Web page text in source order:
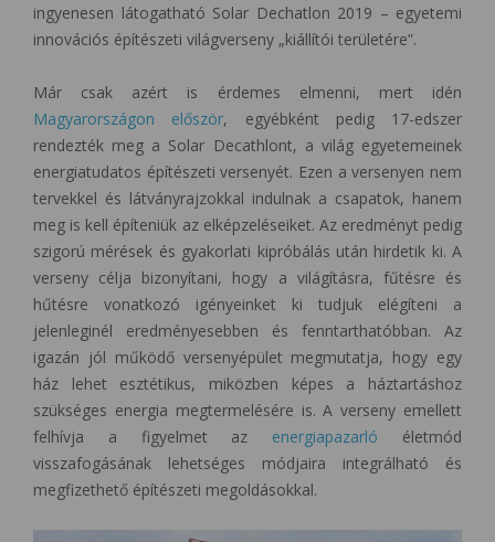
ingyenesen látogatható Solar Dechatlon 2019 – egyetemi
innovációs építészeti világverseny „kiállítói területére”.
Már csak azért is érdemes elmenni, mert idén
Magyarországon először, egyébként pedig 17-edszer
rendezték meg a Solar Decathlont, a világ egyetemeinek
energiatudatos építészeti versenyét. Ezen a versenyen nem
tervekkel és látványrajzokkal indulnak a csapatok, hanem
meg is kell építeniük az elképzeléseiket. Az eredményt pedig
szigorú mérések és gyakorlati kipróbálás után hirdetik ki. A
verseny célja bizonyítani, hogy a világításra, fűtésre és
hűtésre vonatkozó igényeinket ki tudjuk elégíteni a
jelenleginél eredményesebben és fenntarthatóbban. Az
igazán jól működő versenyépület megmutatja, hogy egy
ház lehet esztétikus, miközben képes a háztartáshoz
szükséges energia megtermelésére is. A verseny emellett
felhívja a figyelmet az energiapazarló életmód
visszafogásának lehetséges módjaira integrálható és
megfizethető építészeti megoldásokkal.